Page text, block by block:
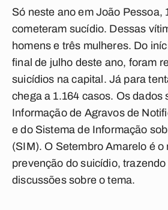
Só neste ano em João Pessoa,
cometeram sucídio. Dessas
homens e três mulheres. Do
final de julho deste ano, foram
suicídios na capital. Já para
chega a 1.164 casos. Os dados
Informação de Agravos de
e do Sistema de Informação
(SIM). O Setembro Amarelo é o
prevenção do suicídio,
discussões sobre o tema.